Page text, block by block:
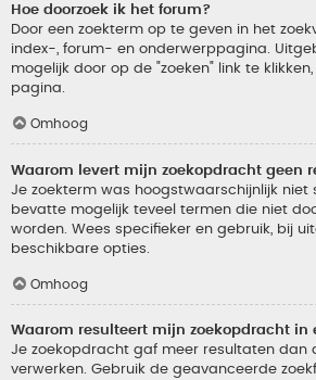
Hoe doorzoek ik het forum?
Door een zoekterm op te geven in het
index-, forum- en onderwerppagina.
mogelijk door op de "zoeken" link te
pagina.
Omhoog
Waarom levert mijn zoekopdracht geen
Je zoekterm was hoogstwaarschijnlijk niet
bevatte mogelijk teveel termen die niet
worden. Wees specifieker en gebruik, bij
beschikbare opties.
Omhoog
Waarom resulteert mijn zoekopdracht in
Je zoekopdracht gaf meer resultaten dan
verwerken. Gebruik de geavanceerde